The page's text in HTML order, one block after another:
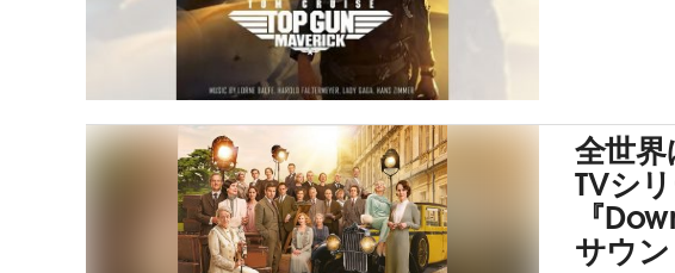
全世
TVシ
『
サウ